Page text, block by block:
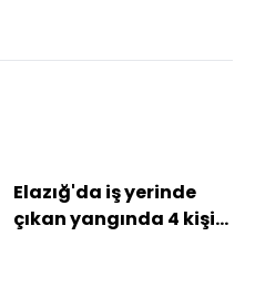
Elazığ'da iş yerinde
çıkan yangında 4 kişi